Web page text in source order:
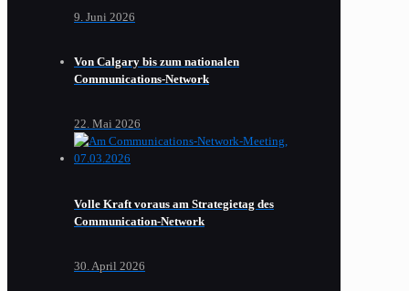
9. Juni 2026
Von Calgary bis zum nationalen
Communications-Network
22. Mai 2026
Volle Kraft voraus am Strategietag des
Communication-Network
30. April 2026